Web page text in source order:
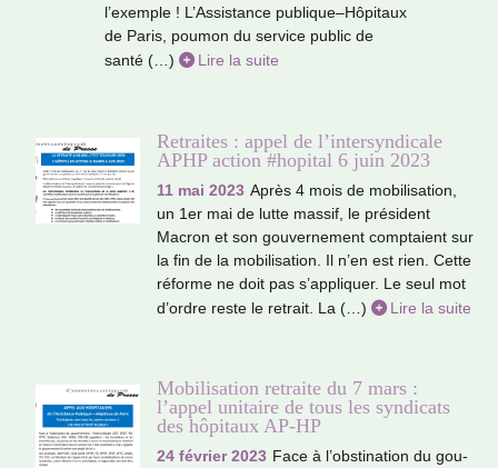
l’exem­ple ! L’Assistance publi­que–Hôpitaux
de Paris, poumon du ser­vice public de
santé (…)
Lire la suite
Retraites : appel de l’intersyndicale
APHP action #hopital 6 juin 2023
11 mai 2023 Après 4 mois de mobi­li­sa­tion,
un 1er mai de lutte massif, le pré­si­dent
Macron et son gou­ver­ne­ment comp­taient sur
la fin de la mobi­li­sa­tion. Il n’en est rien. Cette
réforme ne doit pas s’appli­quer. Le seul mot
d’ordre reste le retrait. La (…)
Lire la suite
Mobilisation retraite du 7 mars :
l’appel unitaire de tous les syndicats
des hôpitaux AP-HP
24 février 2023 Face à l’obs­ti­na­tion du gou­